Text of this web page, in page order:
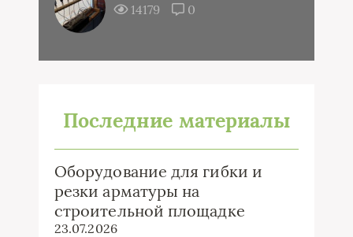
14179
0
Последние материалы
Оборудование для гибки и
резки арматуры на
строительной площадке
23.07.2026